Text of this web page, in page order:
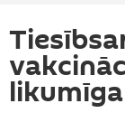
likumīga